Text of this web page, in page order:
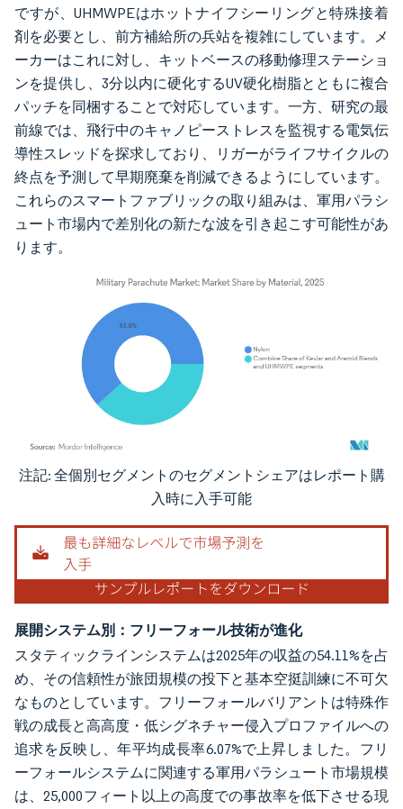
ですが、UHMWPEはホットナイフシーリングと特殊接着
剤を必要とし、前方補給所の兵站を複雑にしています。メ
ーカーはこれに対し、キットベースの移動修理ステーショ
ンを提供し、3分以内に硬化するUV硬化樹脂とともに複合
パッチを同梱することで対応しています。一方、研究の最
前線では、飛行中のキャノピーストレスを監視する電気伝
導性スレッドを探求しており、リガーがライフサイクルの
終点を予測して早期廃棄を削減できるようにしています。
これらのスマートファブリックの取り組みは、軍用パラシ
ュート市場内で差別化の新たな波を引き起こす可能性があ
ります。
画像 © Mordor Intelligence。再利用にはCC BY 4.0の表示が必要です。
注記: 全個別セグメントのセグメントシェアはレポート購
入時に入手可能
展開システム別：フリーフォール技術が進化
スタティックラインシステムは2025年の収益の54.11%を占
め、その信頼性が旅団規模の投下と基本空挺訓練に不可欠
なものとしています。フリーフォールバリアントは特殊作
戦の成長と高高度・低シグネチャー侵入プロファイルへの
追求を反映し、年平均成長率6.07%で上昇しました。フリ
ーフォールシステムに関連する軍用パラシュート市場規模
は、25,000フィート以上の高度での事故率を低下させる現